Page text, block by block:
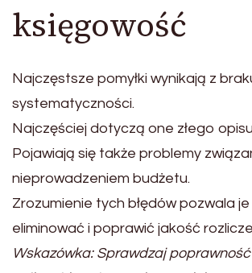
księgowość
Najczęstsze pomyłki wynikają z
systematyczności.
Najczęściej dotyczą one złego
Pojawiają się także problemy
nieprowadzeniem budżetu.
Zrozumienie tych błędów pozwala
eliminować i poprawić jakość
Wskazówka: Sprawdzaj